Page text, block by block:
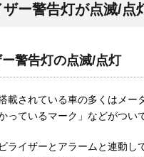
ー警告灯が点滅/点
警告灯の点滅/点灯
載されている車の多くはメ
っているマーク」などがつい
ライザーとアラームと連動